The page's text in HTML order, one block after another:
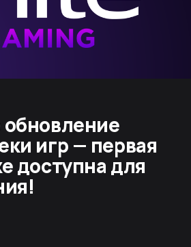
игр — первая
доступна для